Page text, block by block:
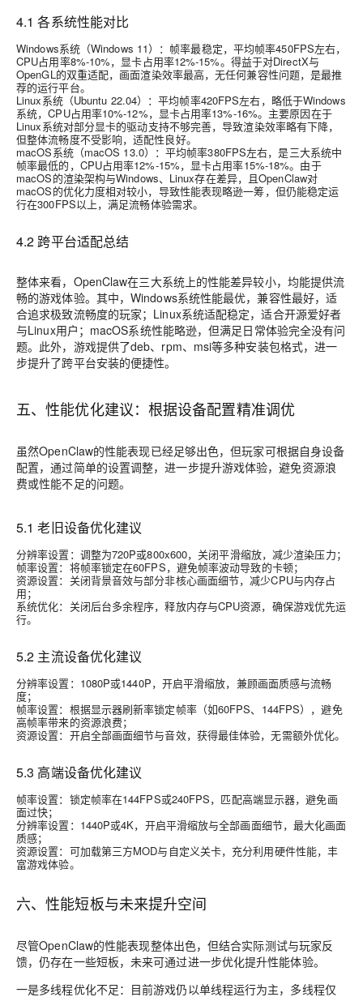
4.1 各系统性能对比
Windows系统（Windows 11）：帧率最稳定，平均帧率450FPS左右，
CPU占用率8%-10%，显卡占用率12%-15%。得益于对DirectX与
OpenGL的双重适配，画面渲染效率最高，无任何兼容性问题，是最推
荐的运行平台。
Linux系统（Ubuntu 22.04）：平均帧率420FPS左右，略低于Windows
系统，CPU占用率10%-12%，显卡占用率13%-16%。主要原因在于
Linux系统对部分显卡的驱动支持不够完善，导致渲染效率略有下降，
但整体流畅度不受影响，适配性良好。
macOS系统（macOS 13.0）：平均帧率380FPS左右，是三大系统中
帧率最低的，CPU占用率12%-15%，显卡占用率15%-18%。由于
macOS的渲染架构与Windows、Linux存在差异，且OpenClaw对
macOS的优化力度相对较小，导致性能表现略逊一筹，但仍能稳定运
行在300FPS以上，满足流畅体验需求。
4.2 跨平台适配总结
整体来看，OpenClaw在三大系统上的性能差异较小，均能提供流
畅的游戏体验。其中，Windows系统性能最优，兼容性最好，适
合追求极致流畅度的玩家；Linux系统适配稳定，适合开源爱好者
与Linux用户；macOS系统性能略逊，但满足日常体验完全没有问
题。此外，游戏提供了deb、rpm、msi等多种安装包格式，进一
步提升了跨平台安装的便捷性。
五、性能优化建议：根据设备配置精准调优
虽然OpenClaw的性能表现已经足够出色，但玩家可根据自身设备
配置，通过简单的设置调整，进一步提升游戏体验，避免资源浪
费或性能不足的问题。
5.1 老旧设备优化建议
分辨率设置：调整为720P或800x600，关闭平滑缩放，减少渲染压力；
帧率设置：将帧率锁定在60FPS，避免帧率波动导致的卡顿；
资源设置：关闭背景音效与部分非核心画面细节，减少CPU与内存占
用；
系统优化：关闭后台多余程序，释放内存与CPU资源，确保游戏优先运
行。
5.2 主流设备优化建议
分辨率设置：1080P或1440P，开启平滑缩放，兼顾画面质感与流畅
度；
帧率设置：根据显示器刷新率锁定帧率（如60FPS、144FPS），避免
高帧率带来的资源浪费；
资源设置：开启全部画面细节与音效，获得最佳体验，无需额外优化。
5.3 高端设备优化建议
帧率设置：锁定帧率在144FPS或240FPS，匹配高端显示器，避免画
面过快；
分辨率设置：1440P或4K，开启平滑缩放与全部画面细节，最大化画面
质感；
资源设置：可加载第三方MOD与自定义关卡，充分利用硬件性能，丰
富游戏体验。
六、性能短板与未来提升空间
尽管OpenClaw的性能表现整体出色，但结合实际测试与玩家反
馈，仍存在一些短板，未来可通过进一步优化提升性能体验。
一是多线程优化不足：目前游戏仍以单线程运行为主，多线程仅